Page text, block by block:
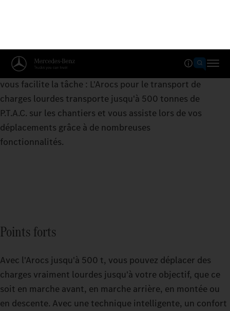
Arocs jusqu'à 500 tonnes
Lorsque les choses deviennent difficiles, ce camion
vous facilite la tâche : L'Arocs pour le transport de
charges lourdes transporte jusqu'à 500 tonnes de
P.T.A.C. sur les chantiers et vous assiste lors de vos
déplacements grâce à de nombreuses
fonctionnalités.
Points forts
Avec l'Arocs jusqu'à 500 t, vous pouvez déplacer des
charges vraiment lourdes jusqu'à votre objectif, que ce
soit en marche avant, en marche arrière, en montée ou
en descente. Avec une technique intelligente, un confort